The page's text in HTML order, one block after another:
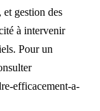
gestion des
à intervenir
Pour un
efficacement-a-